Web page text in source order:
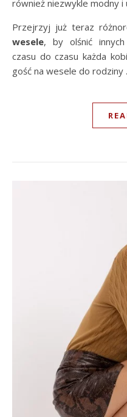
również niezwykle modny i
Przejrzyj już teraz
wesele, by olśnić
czasu do czasu każda
gość na wesele do rodziny